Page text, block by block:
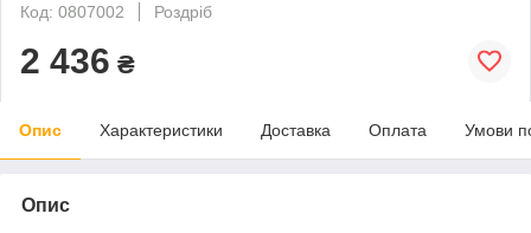
Код: 0807002
Роздріб
2 436 ₴
Опис Характеристики Доставка Оплата Умови
Опис